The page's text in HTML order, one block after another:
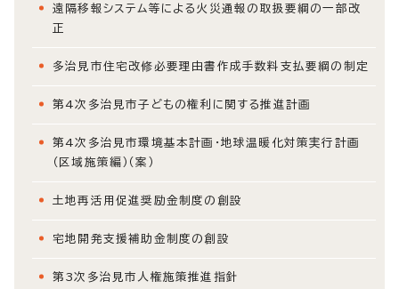
遠隔移報システム等による火災通報の取扱要綱の一部改
正
多治見市住宅改修必要理由書作成手数料支払要綱の制定
第4次多治見市子どもの権利に関する推進計画
第4次多治見市環境基本計画・地球温暖化対策実行計画
（区域施策編）（案）
土地再活用促進奨励金制度の創設
宅地開発支援補助金制度の創設
第3次多治見市人権施策推進指針